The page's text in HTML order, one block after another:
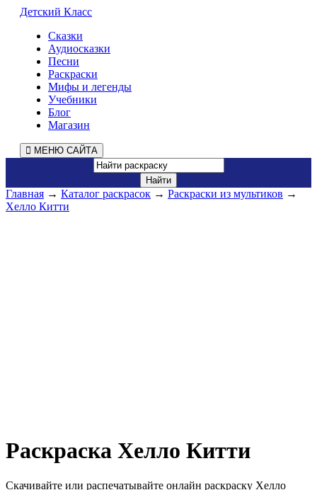
Детский Класс
Сказки
Аудиосказки
Песни
Раскраски
Мифы и легенды
Учебники
Блог
Магазин
МЕНЮ САЙТА
Главная → Каталог раскрасок → Раскраски из мультиков →
Хелло Китти
Раскраска Хелло Китти
Скачивайте или распечатывайте онлайн раскраску Хелло